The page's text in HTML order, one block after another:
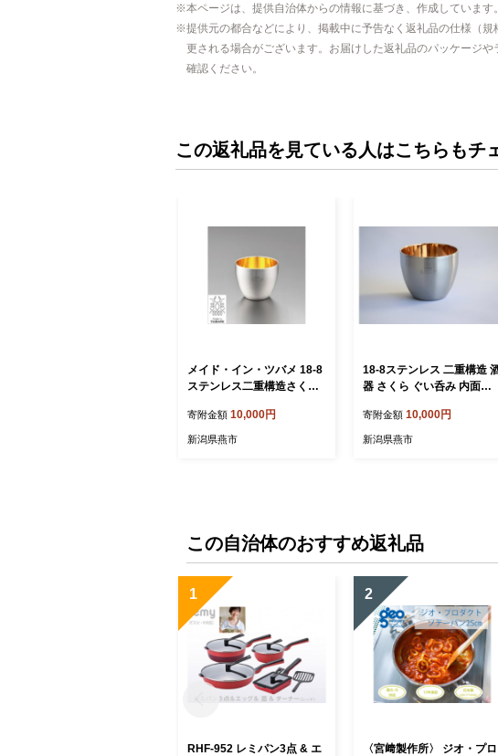
本ページは、提供自治体からの情報に基づき、作成しています。
提供元の都合などにより、掲載中に予告なく返礼品の仕様（
更される場合がございます。お届けした返礼品のパッケージ
確認ください。
この返礼品を見ている人はこちらもチ
メイド・イン・ツバメ 18-8
ステンレス二重構造さくら
ッキ FC010433
寄附金額 10,000円
新潟県燕市
18-8ステンレス 二重構造
器 さくら ぐい呑み 内面ピ
438
寄附金額 10,000円
新潟県燕市
この自治体のおすすめ返礼品
1
RHF-952 レミパン3点 & エ
2
〈宮﨑製作所〉 ジオ・プロ